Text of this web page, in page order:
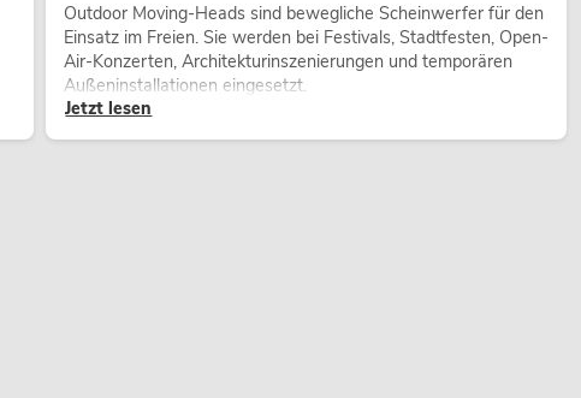
Outdoor Moving-Heads sind bewegliche Scheinwerfer für den
Einsatz im Freien. Sie werden bei Festivals, Stadtfesten, Open-
Air-Konzerten, Architekturinszenierungen und temporären
Außeninstallationen eingesetzt.
Jetzt lesen